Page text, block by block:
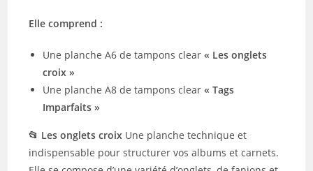
Elle comprend :
Une planche A6 de tampons clear« Les onglets
croix »
Une planche A8 de tampons clear« Tags
Imparfaits »
📂 Les onglets croix Une planche technique et
indispensable pour structurer vos albums et carnets.